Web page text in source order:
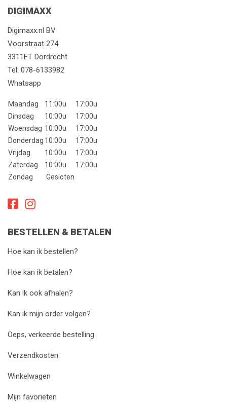
DIGIMAXX
Digimaxx.nl BV
Voorstraat 274
3311ET Dordrecht
Tel: 078-6133982
Whatsapp
Maandag 11:00u
17:00u
Dinsdag
10:00u
17:00u
Woensdag 10:00u
17:00u
Donderdag 10:00u
17:00u
Vrijdag
10:00u
17:00u
Zaterdag
10:00u
17:00u
Zondag
Gesloten
BESTELLEN & BETALEN
Hoe kan ik bestellen?
Hoe kan ik betalen?
Kan ik ook afhalen?
Kan ik mijn order volgen?
Oeps, verkeerde bestelling
Verzendkosten
Winkelwagen
Mijn favorieten